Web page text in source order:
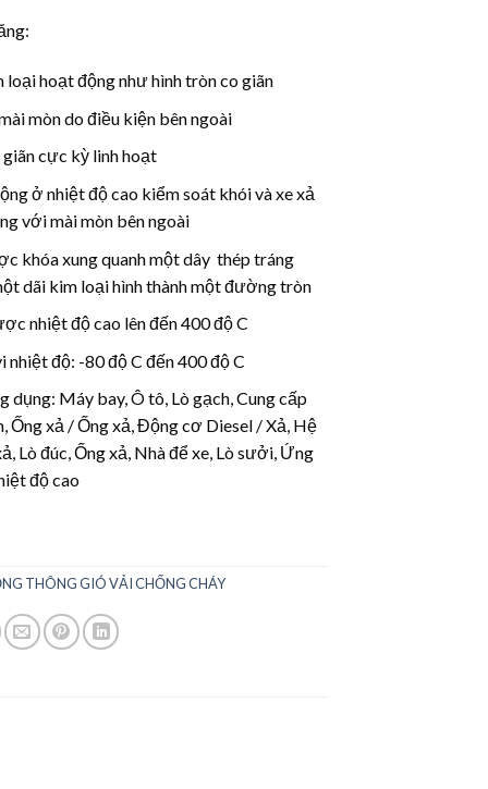
loại hoạt động như hình tròn co giãn
mòn do điều kiện bên ngoài
giãn cực kỳ linh hoạt
ở nhiệt độ cao kiểm soát khói và xe xả
với mài mòn bên ngoài
khóa xung quanh một dây thép tráng
dãi kim loại hình thành một đường tròn
nhiệt độ cao lên đến 400 độ C
nhiệt độ: -80 độ C đến 400 độ C
dụng: Máy bay, Ô tô, Lò gạch, Cung cấp
Ống xả / Ống xả, Động cơ Diesel / Xả, Hệ
Lò đúc, Ống xả, Nhà để xe, Lò sưởi, Ứng
độ cao
THÔNG GIÓ VẢI CHỐNG CHÁY